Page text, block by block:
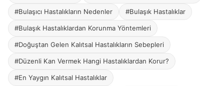
#Bulaşıcı Hastalıkların Nedenler #Bulaşık Hastalıklar
#Bulaşık Hastalıklardan Korunma Yöntemleri
#Doğuştan Gelen Kalıtsal Hastalıkların Sebepleri
#Düzenli Kan Vermek Hangi Hastalıklardan Korur?
#En Yaygın Kalıtsal Hastalıklar